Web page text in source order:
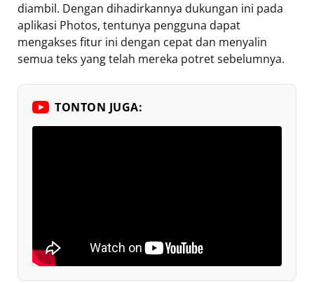
diambil. Dengan dihadirkannya dukungan ini pada
aplikasi Photos, tentunya pengguna dapat
mengakses fitur ini dengan cepat dan menyalin
semua teks yang telah mereka potret sebelumnya.
TONTON JUGA: